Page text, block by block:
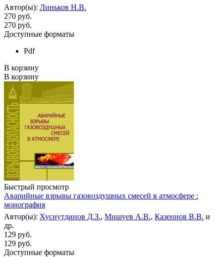
Автор(ы): Линьков Н.В.
270 руб.
270 руб.
Доступные форматы
Pdf
В корзину
В корзину
Быстрый просмотр
Аварийные взрывы газовоздушных смесей в атмосфере :
монография
Автор(ы): Хуснутдинов Д.З., Мишуев А.В., Казеннов В.В. и
др.
129 руб.
129 руб.
Доступные форматы